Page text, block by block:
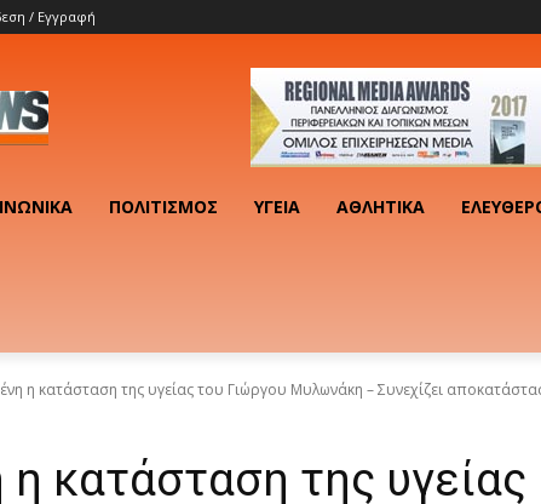
/ Εγγραφή
ΠΟΛΙΤΙΣΜΌΣ ΥΓΕΊΑ ΑΘΛΗΤΙΚΆ
η κατάσταση της υγείας του Γιώργου Μυλωνάκη – Συνεχίζει
η κατάσταση της υγείας